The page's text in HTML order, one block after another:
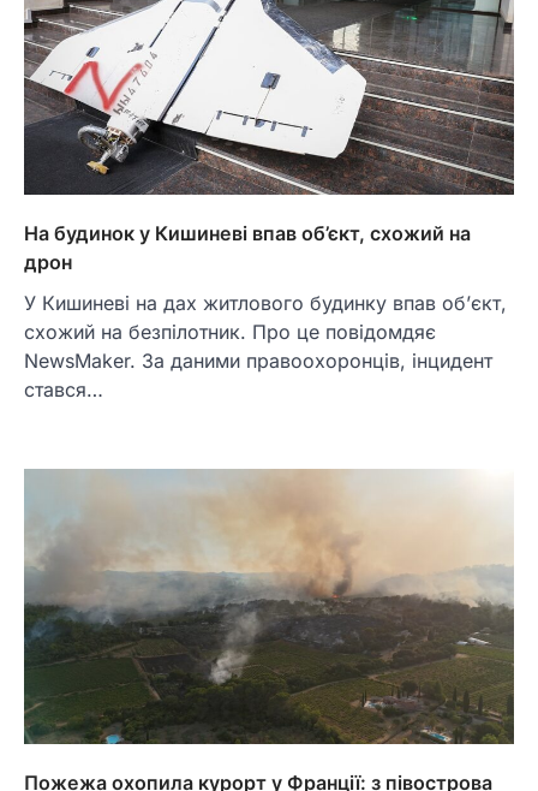
На будинок у Кишиневі впав об’єкт, схожий на
дрон
У Кишиневі на дах житлового будинку впав об’єкт,
схожий на безпілотник. Про це повідомдяє
NewsMaker. За даними правоохоронців, інцидент
стався…
Пожежа охопила курорт у Франції: з півострова